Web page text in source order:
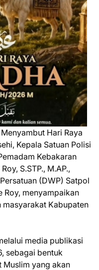
Hari Raya
Kepala Satuan Polisi
Kebakaran
S.STP., M.AP.,
(DWP) Satpol
Roy, menyampaikan
masyarakat Kabupaten
media publikasi
sebagai bentuk
Muslim yang akan